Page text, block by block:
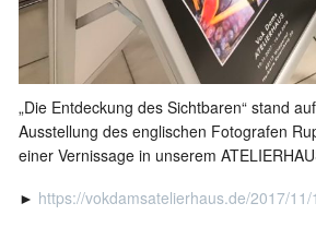
„Die Entdeckung des Sichtbaren“ stand
Ausstellung des englischen Fotografen
einer Vernissage in unserem
► https://vokdamsatelierhaus.de/2017/